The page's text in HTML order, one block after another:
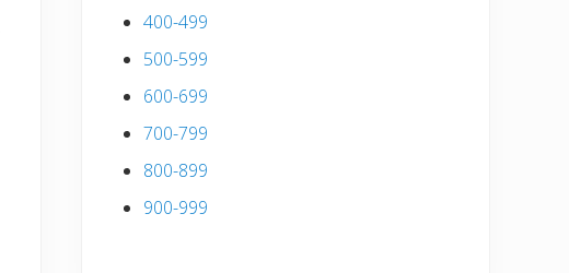
400-499
500-599
600-699
700-799
800-899
900-999